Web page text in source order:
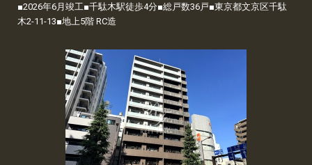
■2026年6月竣工■千駄木駅徒歩4分■総戸数36戸■東京都文京区千駄
木2-11-13■地上5階 RC造